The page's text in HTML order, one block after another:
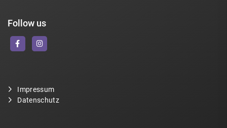
Follow us
Impressum
Datenschutz